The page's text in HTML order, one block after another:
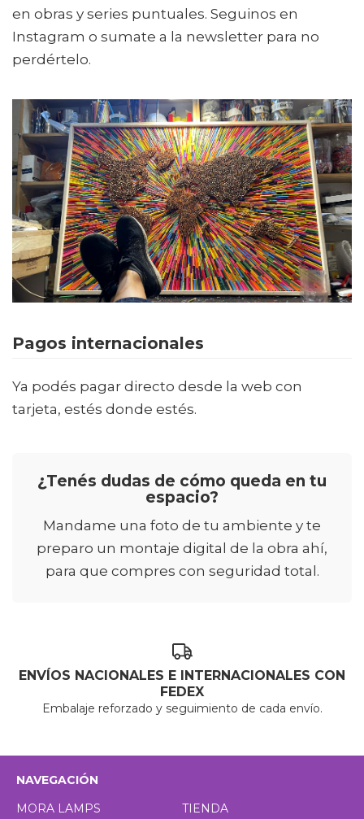
en obras y series puntuales. Seguinos en
Instagram o sumate a la newsletter para no
perdértelo.
Pagos internacionales
Ya podés pagar directo desde la web con
tarjeta, estés donde estés.
¿Tenés dudas de cómo queda en tu
espacio?
Mandame una foto de tu ambiente y te
preparo un montaje digital de la obra ahí,
para que compres con seguridad total.
ENVÍOS NACIONALES E INTERNACIONALES CON
FEDEX
Embalaje reforzado y seguimiento de cada envío.
NAVEGACIÓN
MORA LAMPS
TIENDA